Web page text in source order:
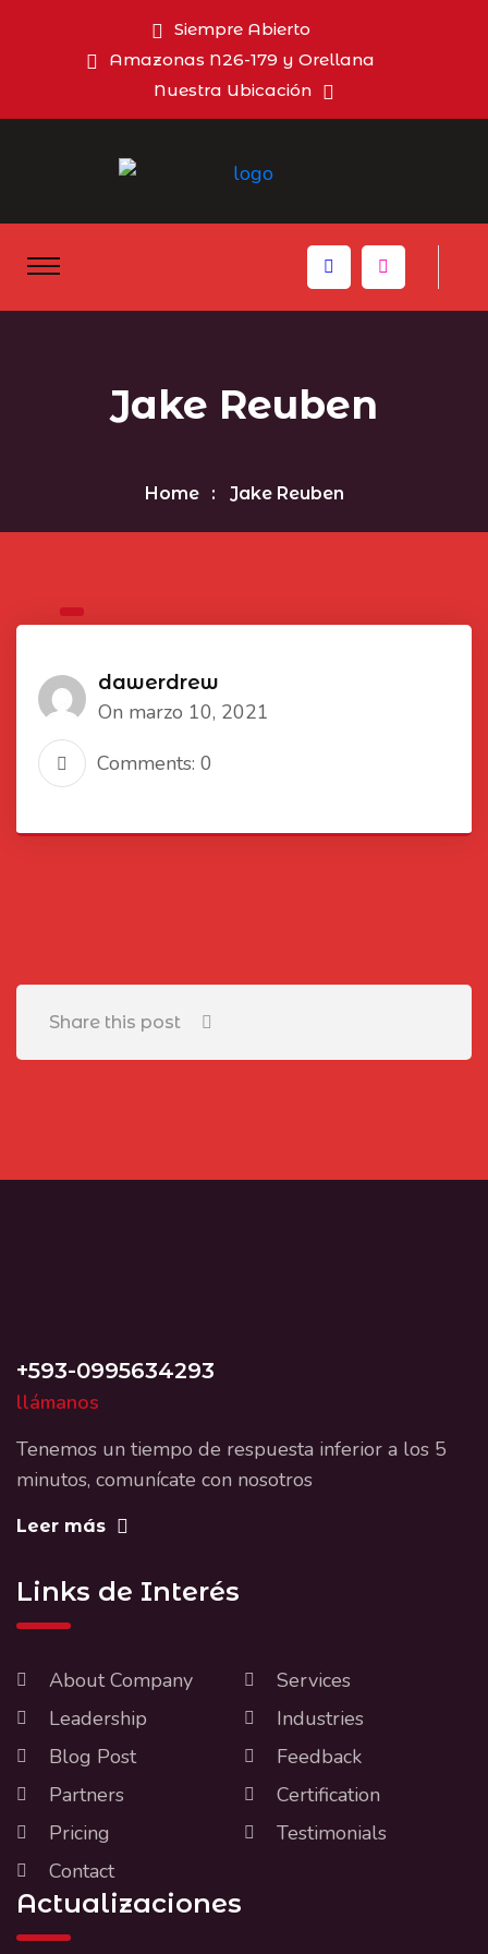
Siempre Abierto
Amazonas N26-179 y Orellana
Nuestra Ubicación
Jake Reuben
Home Jake Reuben
dawerdrew
On marzo 10, 2021
Comments: 0
Share this post
+593-0995634293
llámanos
Tenemos un tiempo de respuesta inferior a los 5
minutos, comunícate con nosotros
Leer más
Links de Interés
About Company
Services
Leadership
Industries
Blog Post
Feedback
Partners
Certification
Pricing
Testimonials
Contact
Actualizaciones